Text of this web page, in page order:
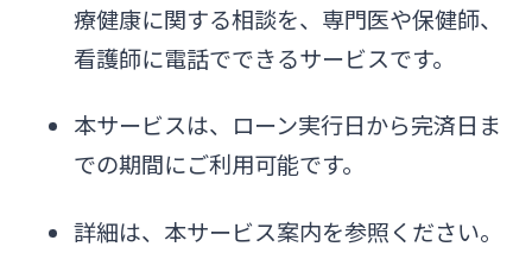
療健康に関する相談を、専門医や保健師、
看護師に電話でできるサービスです。
本サービスは、ローン実行日から完済日ま
での期間にご利用可能です。
詳細は、本サービス案内を参照ください。